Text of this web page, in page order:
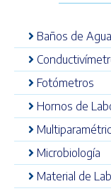
Baños de Agua
Fotómetros
Hornos de
Microbiología
Material de